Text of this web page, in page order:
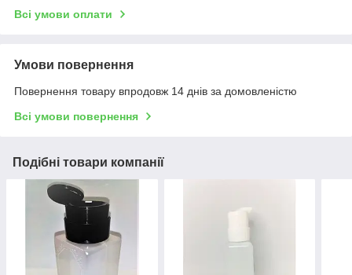
Всі умови оплати
Умови повернення
Повернення товару впродовж 14 днів за домовленістю
Всі умови повернення
Подібні товари компанії